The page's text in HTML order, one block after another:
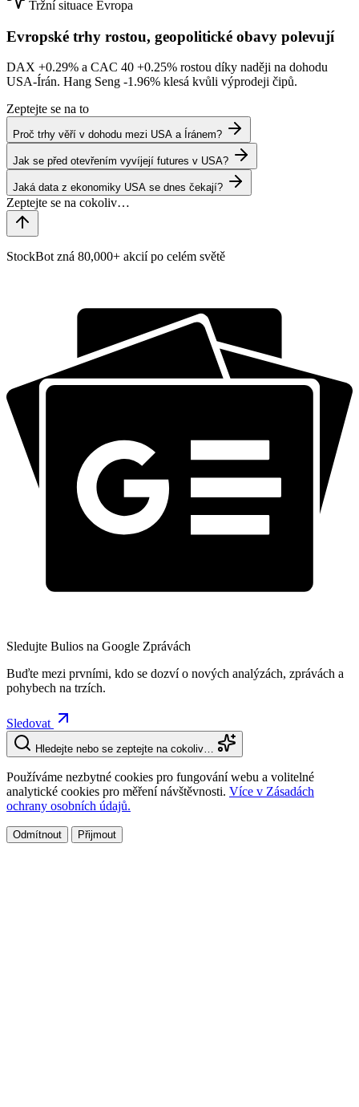
Tržní situace Evropa
Evropské trhy rostou, geopolitické obavy polevují
DAX +0.29% a CAC 40 +0.25% rostou díky naději na dohodu
USA-Írán. Hang Seng -1.96% klesá kvůli výprodeji čipů.
Zeptejte se na to
Proč trhy věří v dohodu mezi USA a Íránem?
Jak se před otevřením vyvíjejí futures v USA?
Jaká data z ekonomiky USA se dnes čekají?
StockBot zná 80,000+ akcií po celém světě
Sledujte Bulios na Google Zprávách
Buďte mezi prvními, kdo se dozví o nových analýzách, zprávách a
pohybech na trzích.
Sledovat
Hledejte nebo se zeptejte na cokoliv…
Používáme nezbytné cookies pro fungování webu a volitelné
analytické cookies pro měření návštěvnosti. Více v Zásadách
ochrany osobních údajů.
Odmítnout Přijmout